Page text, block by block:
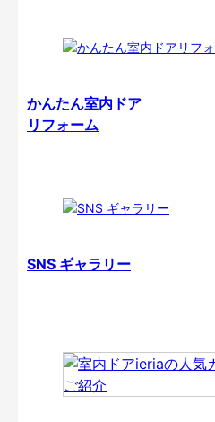
かんたん室内ドア
リフォーム
SNS ギャラリー